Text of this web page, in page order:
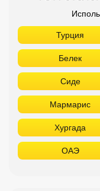
Хургада
ОАЭ
ТОП
Турция